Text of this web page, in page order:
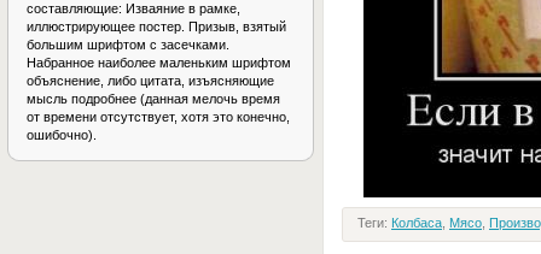
Теги: Колбаса Мясо
составляющие: Изваяние в рамке,
иллюстрирующее постер. Призыв, взятый
большим шрифтом с засечками.
Набранное наиболее маленьким шрифтом
объяснение, либо цитата, изъясняющие
мысль подробнее (данная мелочь время
от времени отсутствует, хотя это конечно,
ошибочно).